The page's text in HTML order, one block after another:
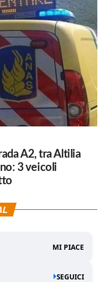
A2, tra Altilia
3 veicoli
MI PIACE
SEGUICI